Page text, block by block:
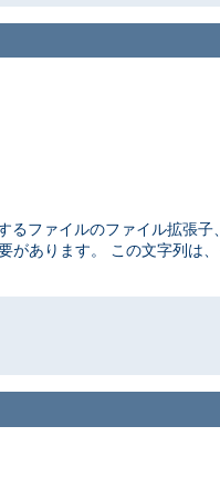
るファイルのファイル拡張子
があります。 この文字列は